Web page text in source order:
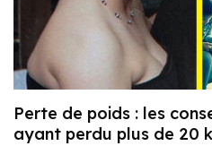
Perte de poids : les
ayant perdu plus de 20